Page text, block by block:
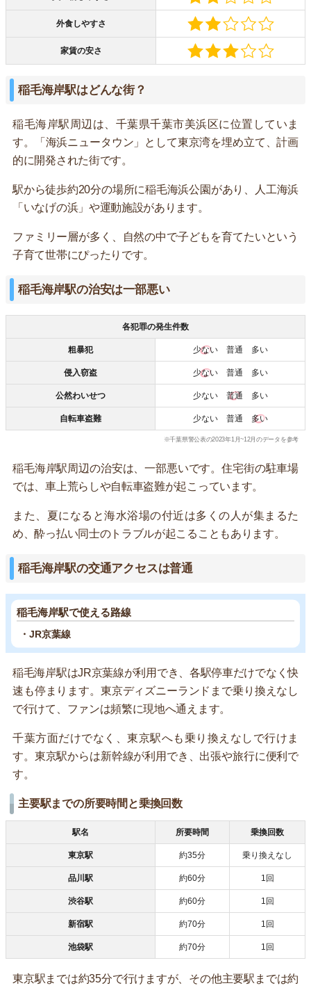
外食しやすさ
家賃の安さ
稲毛海岸駅はどんな街？
稲毛海岸駅周辺は、千葉県千葉市美浜区に位置していま
す。「海浜ニュータウン」として東京湾を埋め立て、計画
的に開発された街です。
駅から徒歩約20分の場所に稲毛海浜公園があり、人工海浜
「いなげの浜」や運動施設があります。
ファミリー層が多く、自然の中で子どもを育てたいという
子育て世帯にぴったりです。
稲毛海岸駅の治安は一部悪い
各犯罪の発生件数
粗暴犯 少ない普通 多い
侵入窃盗 少ない普通 多い
公然わいせつ 少ない 普通 多い
自転車盗難 少ない 普通 多い
※千葉県警公表の2023年1月~12月のデータを参考
稲毛海岸駅周辺の治安は、一部悪いです。住宅街の駐車場
では、車上荒らしや自転車盗難が起こっています。
また、夏になると海水浴場の付近は多くの人が集まるた
め、酔っ払い同士のトラブルが起こることもあります。
稲毛海岸駅の交通アクセスは普通
稲毛海岸駅で使える路線
・JR京葉線
稲毛海岸駅はJR京葉線が利用でき、各駅停車だけでなく快
速も停まります。東京ディズニーランドまで乗り換えなし
で行けて、ファンは頻繁に現地へ通えます。
千葉方面だけでなく、東京駅へも乗り換えなしで行けま
す。東京駅からは新幹線が利用でき、出張や旅行に便利で
す。
主要駅までの所要時間と乗換回数
駅名 所要時間 乗換回数
東京駅 約35分 乗り換えなし
品川駅 約60分 1回
渋谷駅 約60分 1回
新宿駅 約70分 1回
池袋駅 約70分 1回
東京駅までは約35分で行けますが、その他主要駅までは約